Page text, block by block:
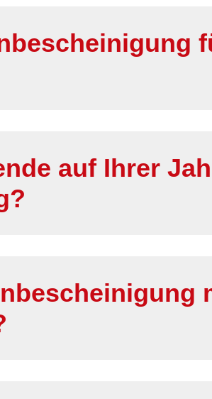
auf Ihrer